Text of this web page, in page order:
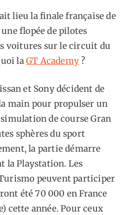
lieu la finale française de
une flopée de pilotes
voitures sur le circuit du
laGT Academy ?
et Sony décident de
main pour propulser un
de course Gran
sphères du sport
la partie démarre
la Playstation. Les
peuvent participer
été 70 000 en France
cette année. Pour ceux